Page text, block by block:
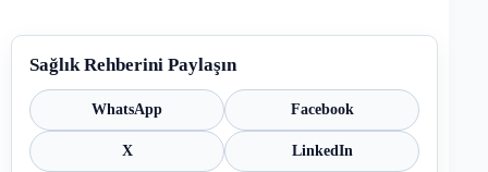
Sağlık Rehberini Paylaşın
WhatsApp Facebook
X LinkedIn